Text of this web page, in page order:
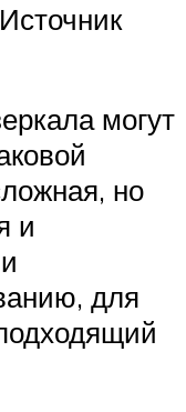
могут
но
и
для